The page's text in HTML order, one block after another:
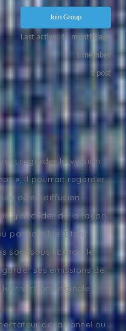
Join Group
Last active: 11 months ago
1 member
1post
regarder la version
», il pourrait regarder
de sa diffusion
y accéder de la façon
par satellite. Étant
sont sous licence, le
ses émissions de
leur version originale.
occasionnel ou